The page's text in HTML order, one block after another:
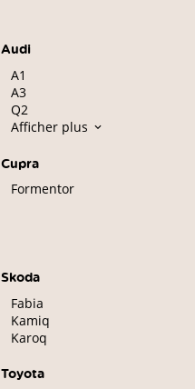
Audi
A1
A3
Q2
Afficher plus
Cupra
Formentor
Skoda
Fabia
Kamiq
Karoq
Toyota